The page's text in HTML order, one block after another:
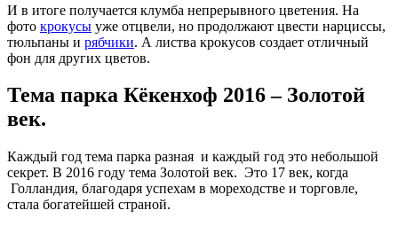
И в итоге получается клумба непрерывного цветения. На
фото крокусы уже отцвели, но продолжают цвести нарциссы,
тюльпаны и рябчики. А листва крокусов создает отличный
фон для других цветов.
Тема парка Кёкенхоф 2016 – Золотой
век.
Каждый год тема парка разная и каждый год это небольшой
секрет. В 2016 году тема Золотой век. Это 17 век, когда
Голландия, благодаря успехам в мореходстве и торговле,
стала богатейшей страной.